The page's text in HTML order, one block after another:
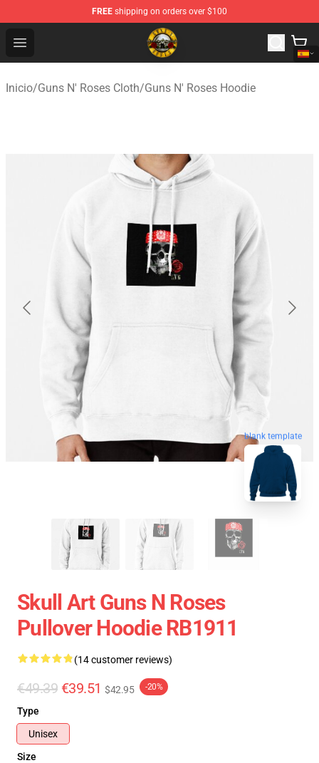
FREE shipping on orders over $100
Open menu
Guns N' Roses Store - Official Guns N' Roses
Inicio/Guns N' Roses Cloth/Guns N' Roses Hoodie
blank template
Skull Art Guns N Roses
Pullover Hoodie RB1911
(14 customer reviews)
€49.39 €39.51 $42.95 -20%
Type
Unisex
Size